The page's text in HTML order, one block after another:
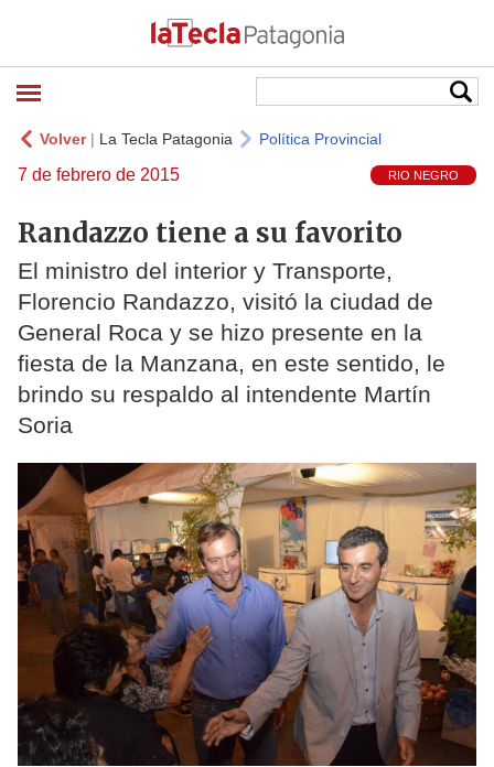
Volver| La Tecla Patagonia Política Provincial
7 de febrero de 2015 RIO NEGRO
Randazzo tiene a su favorito
El ministro del interior y Transporte,
Florencio Randazzo, visitó la ciudad de
General Roca y se hizo presente en la
fiesta de la Manzana, en este sentido, le
brindo su respaldo al intendente Martín
Soria